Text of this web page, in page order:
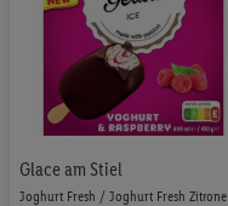
Glace am Stiel
Joghurt Fresh / Joghurt Fresh Zitrone